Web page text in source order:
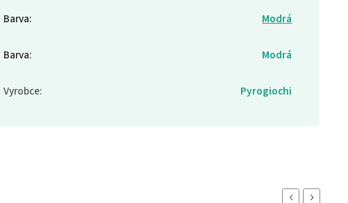
Barva: Modrá
Barva: Modrá
Vyrobce: Pyrogiochi
PreviousNext